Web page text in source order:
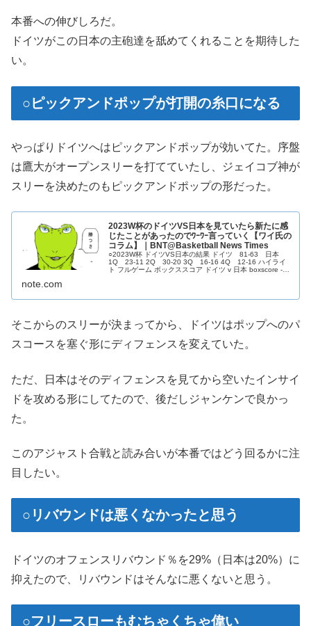
本番への伸びしろだ。
ドイツがこの日本の主砲達を舐めてくれることを期待した
い。
○ピックアンドポップが打開の糸口になる
やっぱりドイツへはピックアンドポップが効いてた。序盤
は鷹大がオープンスリーを打てていたし、ジェイコブ神が
スリーを決めたのもピックアンドポップの形だった。
2023W杯のドイツVS日本を見ていたら新たに感
じたことがあったのでﾜｰﾜｰ言っていく【ワイ氏の
コラム】｜BNT@Basketball News Times
○2023W杯 ドイツVS日本の結果 ドイツ 81-63 日本
1Q 23-11 2Q 30-20 3Q 16-16 4Q 12-16 ハイライ
ト フルゲーム ボックススコア ドイツ v 日本 boxscore -
note.com
そこからのスリーが決まってから、ドイツはポップへのパ
スコースを塞ぐ形にディフェンスを変えていた。
ただ、日本はそのディフェンスを見てから空いたインサイ
ドを攻める形にしてたので、後だしジャンケンで良かっ
た。
このアジャスト合戦と読み合いが本番ではどう回るかに注
目したい。
○リバウンドは悪くなかったと思う
ドイツのオフェンスリバウンド％を29%（日本は20%）に
抑えたので、リバウンドはそんなに悪くないと思う。
○フリースローもむちゃくちゃ偉い